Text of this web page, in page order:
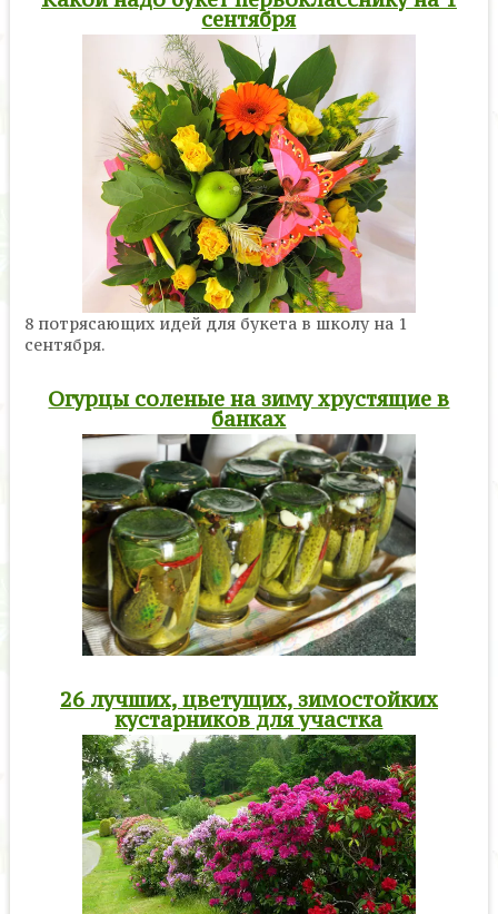
сентября
8 потрясающих идей для букета в школу на 1
сентября.
Огурцы соленые на зиму хрустящие в
банках
26 лучших, цветущих, зимостойких
кустарников для участка